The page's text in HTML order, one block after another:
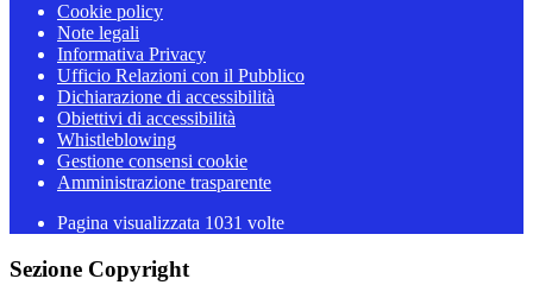
Cookie policy
Note legali
Informativa Privacy
Ufficio Relazioni con il Pubblico
Dichiarazione di accessibilità
Obiettivi di accessibilità
Whistleblowing
Gestione consensi cookie
Amministrazione trasparente
Pagina visualizzata 1031 volte
Sezione Copyright